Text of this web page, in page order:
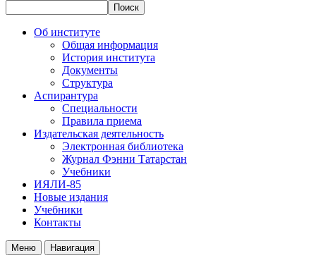
Об институте
Общая информация
История института
Документы
Структура
Аспирантура
Специальности
Правила приема
Издательская деятельность
Электронная библиотека
Журнал Фэнни Татарстан
Учебники
ИЯЛИ-85
Новые издания
Учебники
Контакты
Меню Навигация